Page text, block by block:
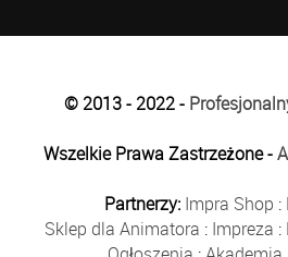
© 2013 - 2022 -
Wszelkie Prawa Zastrzeżone -
Partnerzy: Impra Shop :
Sklep dla Animatora : Impreza :